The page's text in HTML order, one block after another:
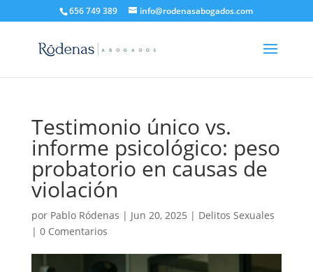
656 749 389 info@rodenasabogados.com
Testimonio único vs.
informe psicológico: peso
probatorio en causas de
violación
por Pablo Ródenas | Jun 20, 2025 | Delitos Sexuales
| 0 Comentarios